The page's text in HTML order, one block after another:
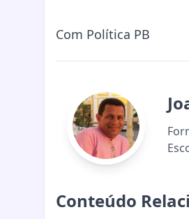
Com Política PB
Conteúdo